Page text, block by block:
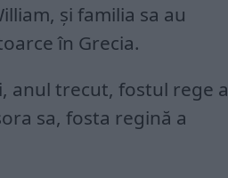
și familia sa au
în Grecia.
anul trecut, fostul rege a
sa, fosta regină a